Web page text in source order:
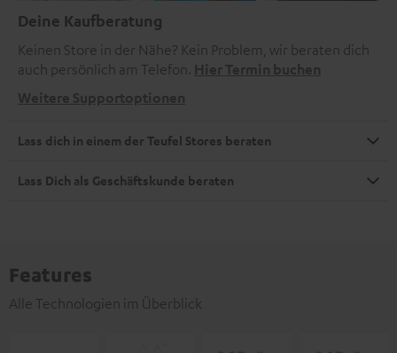
Deine Kaufberatung
Keinen Store in der Nähe? Kein Problem, wir beraten dich
auch persönlich am Telefon. Hier Termin buchen
Weitere Supportoptionen
Lass dich in einem der Teufel Stores beraten
Lass Dich als Geschäftskunde beraten
Features
Alle Technologien im Überblick